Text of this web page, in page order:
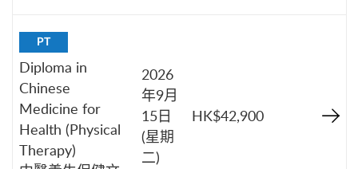
PT
Diploma in
Chinese
Medicine for
Health (Physical
Therapy)
2026
年9月
15日
(星期
二)
HK$42,900